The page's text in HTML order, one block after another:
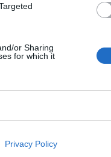
or Sharing
for which it
Privacy Policy